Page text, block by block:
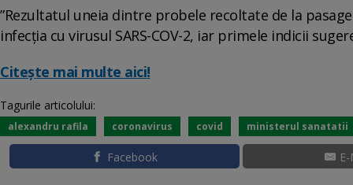
”Rezultatul uneia dintre probele recoltate de la
infecția cu virusul SARS-COV-2, iar primele indicii
Citește mai multe aici!
Tagurile articolului:
alexandru rafila coronavirus covid ministerul sanatatii
Facebook